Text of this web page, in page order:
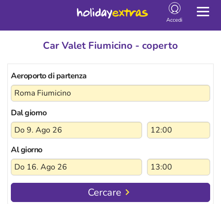
Accedi
Car Valet Fiumicino - coperto
Aeroporto di partenza
Dal giorno
Al giorno
Cercare